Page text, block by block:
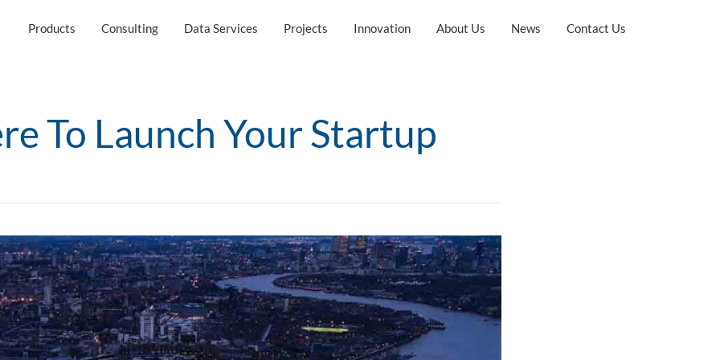
Products Consulting Data Services Projects Innovation About Us News Contact Us
To Launch Your Startup